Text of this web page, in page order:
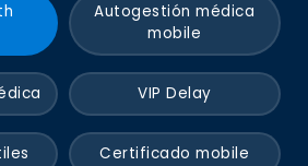
Autogestión médica
mobile
VIP Delay
Certificado mobile